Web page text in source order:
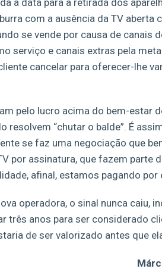
a data para a retirada dos
com a ausência da TV aberta
se vende por causa de canais
serviço e canais extras pela
cancelar para oferecer-lhe
pelo lucro acima do bem-estar
“chutar o balde”. É
se faz uma negociação que
por assinatura, que fazem parte
afinal, estamos pagando por
operadora, o sinal nunca caiu,
três anos para ser considerado
de ser valorizado antes que